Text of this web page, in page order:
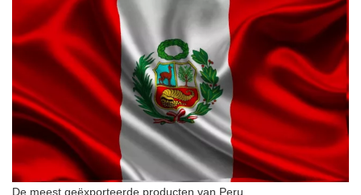
De meest geëxporteerde producten van Peru